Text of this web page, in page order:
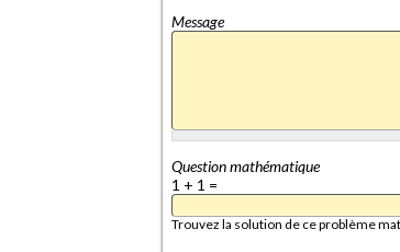
Message
Question mathématique
1 + 1 =
Trouvez la solution de ce problème